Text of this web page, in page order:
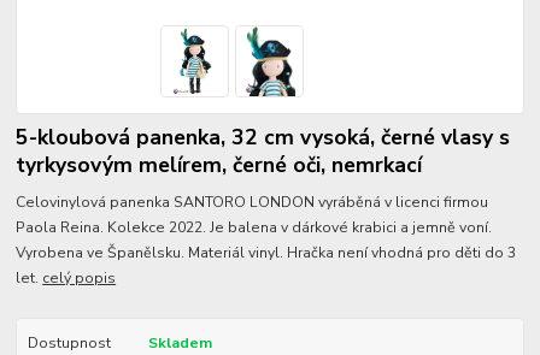
5-kloubová panenka, 32 cm vysoká, černé vlasy s
tyrkysovým melírem, černé oči, nemrkací
Celovinylová panenka SANTORO LONDON vyráběná v licenci firmou
Paola Reina. Kolekce 2022. Je balena v dárkové krabici a jemně voní.
Vyrobena ve Španělsku. Materiál vinyl. Hračka není vhodná pro děti do 3
let. celý popis
Dostupnost Skladem